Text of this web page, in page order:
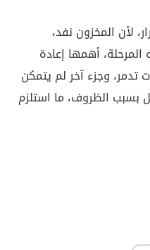
لأن المخزون نفد،
أهمها إعادة
تدمر، وجزء آخر لم يتمكن
بسبب الظروف، ما استلزم